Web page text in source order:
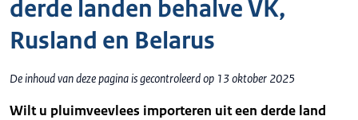
derde landen behalve VK,
Rusland en Belarus
De inhoud van deze pagina is gecontroleerd op 13 oktober 2025
Wilt u pluimveevlees importeren uit een derde land